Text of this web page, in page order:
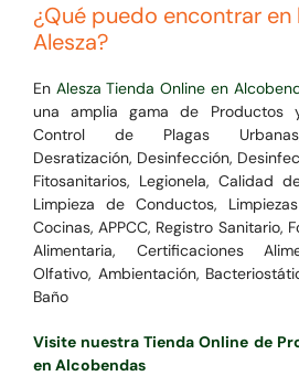
¿Qué puedo encontrar en
Alesza?
En Alesza Tienda Online en
una amplia gama de Productos
Control de Plagas Urbanas,
Desratización, Desinfección,
Fitosanitarios, Legionela, Calidad
Limpieza de Conductos,
Cocinas, APPCC, Registro Sanitario,
Alimentaria, Certificaciones
Olfativo, Ambientación,
Baño
Visite nuestra Tienda Online de
en Alcobendas